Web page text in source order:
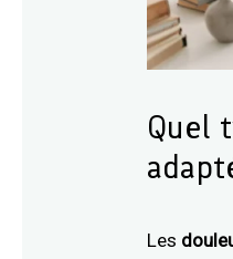
Quel
Les